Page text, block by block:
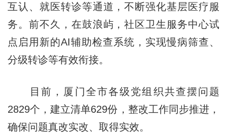
互认、就医转诊等通道，不断强化基层医疗服
务。前不久，在鼓浪屿，社区卫生服务中心试
点启用新的AI辅助检查系统，实现慢病筛查、
分级转诊等有效衔接。
目前，厦门全市各级党组织共查摆问题
2829个，建立清单629份，整改工作同步推进，
确保问题真改实改、取得实效。